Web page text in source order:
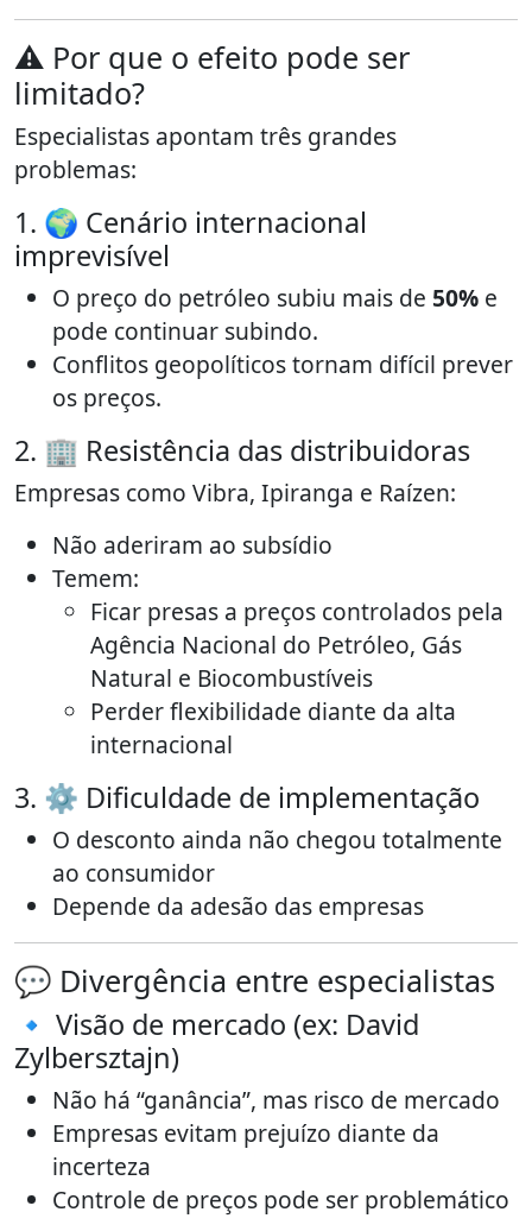
⚠️ Por que o efeito pode ser
limitado?
Especialistas apontam três grandes
problemas:
1. 🌍 Cenário internacional
imprevisível
O preço do petróleo subiu mais de 50% e
pode continuar subindo.
Conflitos geopolíticos tornam difícil prever
os preços.
2. 🏢 Resistência das distribuidoras
Empresas como Vibra, Ipiranga e Raízen:
Não aderiram ao subsídio
Temem:
Ficar presas a preços controlados pela
Agência Nacional do Petróleo, Gás
Natural e Biocombustíveis
Perder flexibilidade diante da alta
internacional
3. ⚙️ Dificuldade de implementação
O desconto ainda não chegou totalmente
ao consumidor
Depende da adesão das empresas
💬 Divergência entre especialistas
🔹 Visão de mercado (ex: David
Zylbersztajn)
Não há “ganância”, mas risco de mercado
Empresas evitam prejuízo diante da
incerteza
Controle de preços pode ser problemático